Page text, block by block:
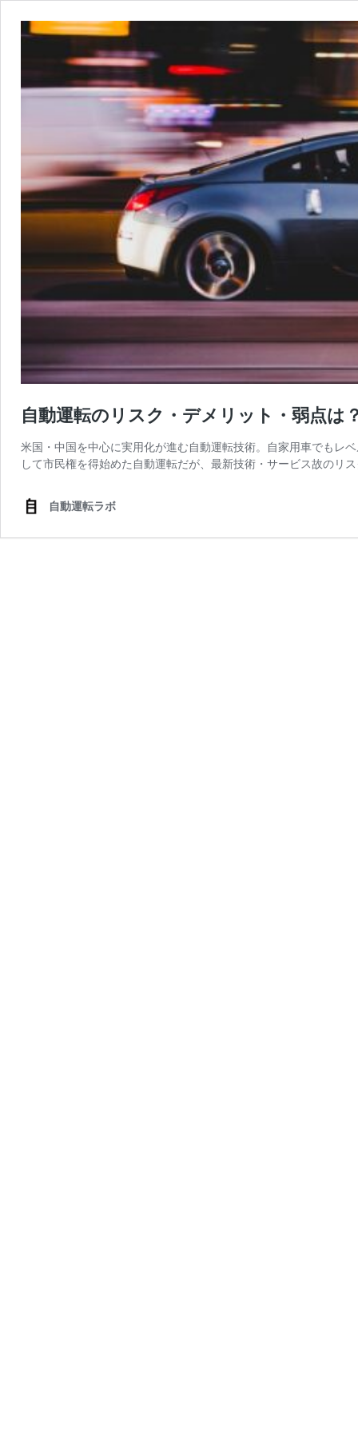
自動運転のリスク・デメリット・弱点は
米国・中国を中心に実用化が進む自動運転技術。自家用車でもレ
して市民権を得始めた自動運転だが、最新技術・サービス故のリ
自動運転ラボ